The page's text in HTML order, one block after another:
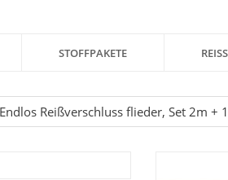
STOFFPAKETE
Endlos Reißverschluss flieder, Set 2m +